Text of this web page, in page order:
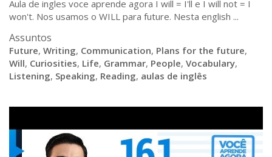
Aula de ingles voce aprende agora I will = I'll e I will not = I
won't. Nos usamos o WILL para future. Nesta english ...
Assuntos
Future, Writing, Communication, Plans for the future,
Will, Curiosities, Life, Grammar, People, Vocabulary,
Listening, Speaking, Reading, aulas de inglês